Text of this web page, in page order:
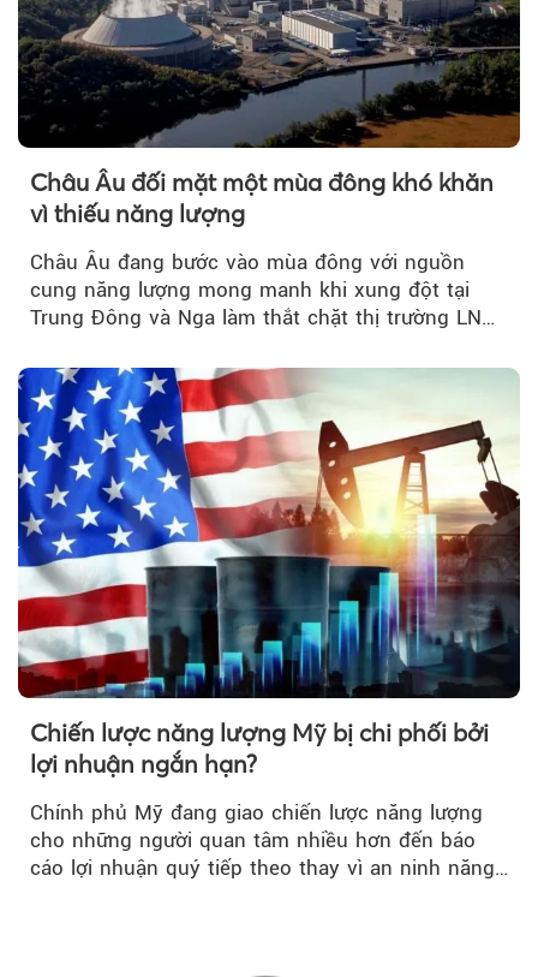
Châu Âu đối mặt một mùa đông khó khăn
vì thiếu năng lượng
Châu Âu đang bước vào mùa đông với nguồn
cung năng lượng mong manh khi xung đột tại
Trung Đông và Nga làm thắt chặt thị trường LNG
lo ngại.
Chiến lược năng lượng Mỹ bị chi phối bởi
lợi nhuận ngắn hạn?
Chính phủ Mỹ đang giao chiến lược năng lượng
cho những người quan tâm nhiều hơn đến báo
cáo lợi nhuận quý tiếp theo thay vì an ninh năng